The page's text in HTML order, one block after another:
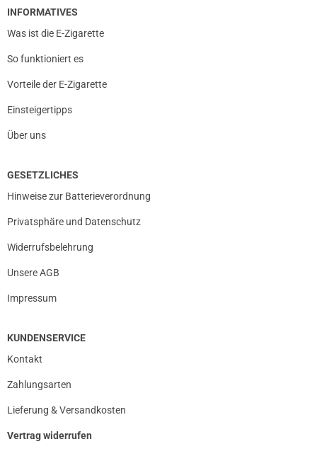
INFORMATIVES
Was ist die E-Zigarette
So funktioniert es
Vorteile der E-Zigarette
Einsteigertipps
Über uns
GESETZLICHES
Hinweise zur Batterieverordnung
Privatsphäre und Datenschutz
Widerrufsbelehrung
Unsere AGB
Impressum
KUNDENSERVICE
Kontakt
Zahlungsarten
Lieferung & Versandkosten
Vertrag widerrufen